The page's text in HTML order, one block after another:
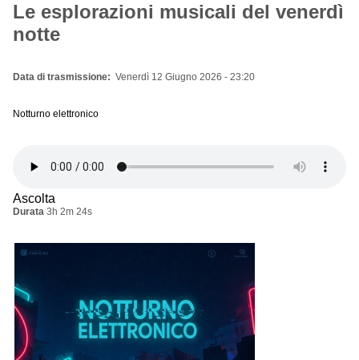
Le esplorazioni musicali del venerdì
notte
Data di trasmissione Venerdì 12 Giugno 2026 - 23:20
Notturno elettronico
Ascolta
Durata 3h 2m 24s